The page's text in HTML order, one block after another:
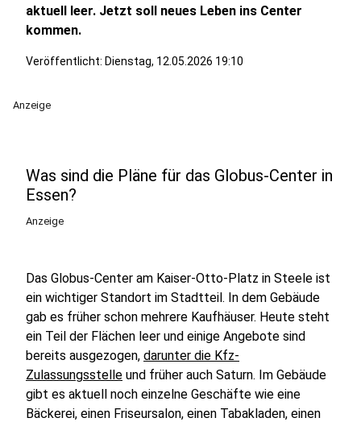
aktuell leer. Jetzt soll neues Leben ins Center
kommen.
Veröffentlicht: Dienstag, 12.05.2026 19:10
Anzeige
Was sind die Pläne für das Globus-Center in
Essen?
Anzeige
Das Globus-Center am Kaiser-Otto-Platz in Steele ist
ein wichtiger Standort im Stadtteil. In dem Gebäude
gab es früher schon mehrere Kaufhäuser. Heute steht
ein Teil der Flächen leer und einige Angebote sind
bereits ausgezogen, darunter die Kfz-
Zulassungsstelle und früher auch Saturn. Im Gebäude
gibt es aktuell noch einzelne Geschäfte wie eine
Bäckerei, einen Friseursalon, einen Tabakladen, einen